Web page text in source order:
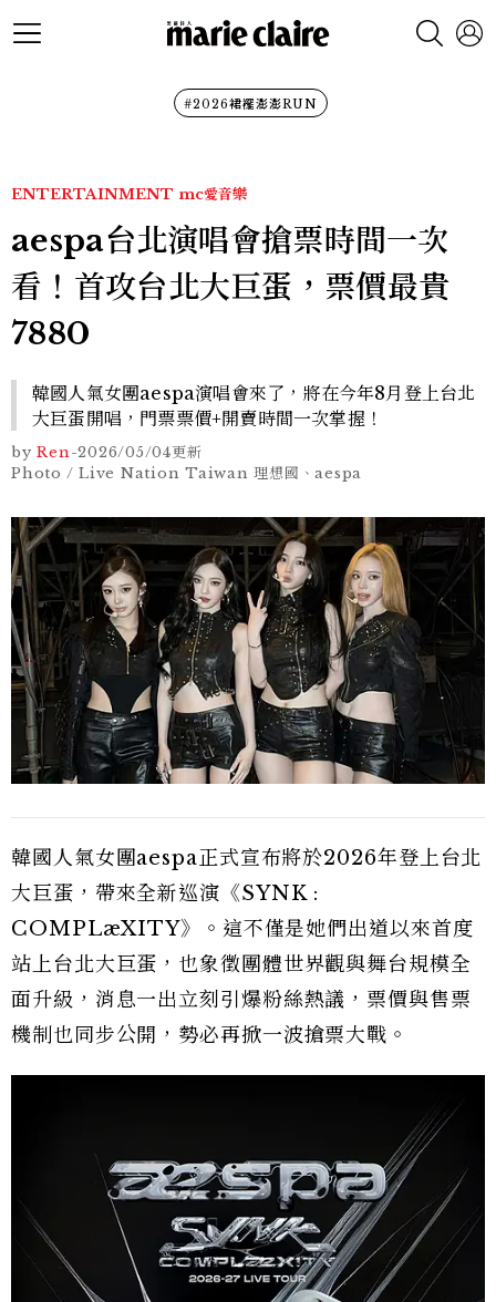
#2026裙襬澎澎RUN
ENTERTAINMENT mc愛音樂
aespa台北演唱會搶票時間一次
看！首攻台北大巨蛋，票價最貴
7880
韓國人氣女團aespa演唱會來了，將在今年8月登上台北
大巨蛋開唱，門票票價+開賣時間一次掌握！
by Ren-2026/05/04更新
Photo / Live Nation Taiwan 理想國 、aespa
韓國人氣女團aespa正式宣布將於2026年登上台北
大巨蛋，帶來全新巡演《SYNK :
COMPLæXITY》。這不僅是她們出道以來首度
站上台北大巨蛋，也象徵團體世界觀與舞台規模全
面升級，消息一出立刻引爆粉絲熱議，票價與售票
機制也同步公開，勢必再掀一波搶票大戰。